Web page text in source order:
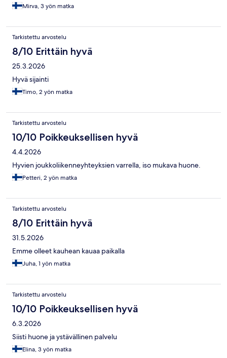
Mirva, 3 yön matka
Tarkistettu arvostelu
8/10 Erittäin hyvä
25.3.2026
Hyvä sijainti
Timo, 2 yön matka
Tarkistettu arvostelu
10/10 Poikkeuksellisen hyvä
4.4.2026
Hyvien joukkoliikenneyhteyksien varrella, iso mukava huone.
Petteri, 2 yön matka
Tarkistettu arvostelu
8/10 Erittäin hyvä
31.5.2026
Emme olleet kauhean kauaa paikalla
Juha, 1 yön matka
Tarkistettu arvostelu
10/10 Poikkeuksellisen hyvä
6.3.2026
Siisti huone ja ystävällinen palvelu
Elina, 3 yön matka